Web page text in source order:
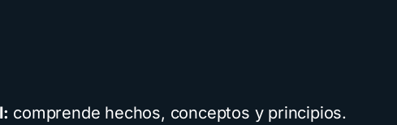
comprende hechos, conceptos y principios.